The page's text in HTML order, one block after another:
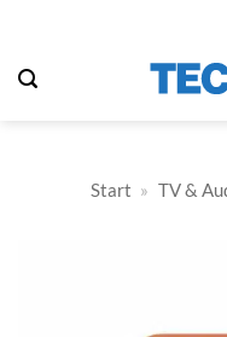
springen
Start » TV &